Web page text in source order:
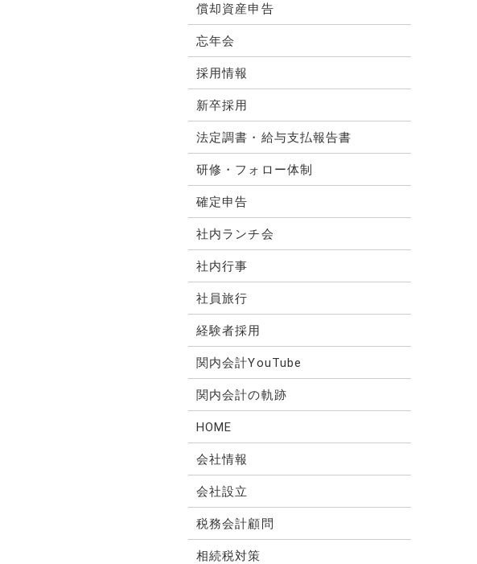
償却資産申告
忘年会
採用情報
新卒採用
法定調書・給与支払報告書
研修・フォロー体制
確定申告
社内ランチ会
社内行事
社員旅行
経験者採用
関内会計YouTube
関内会計の軌跡
HOME
会社情報
会社設立
税務会計顧問
相続税対策